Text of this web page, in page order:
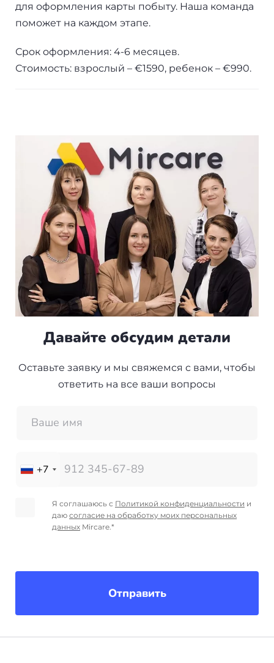
для оформления карты побыту. Наша команда
поможет на каждом этапе.
Срок оформления: 4-6 месяцев.
Стоимость: взрослый – €1590, ребенок – €990.
Давайте обсудим детали
Оставьте заявку и мы свяжемся с вами, чтобы
ответить на все ваши вопросы
+7
Я соглашаюсь с Политикой конфиденциальности и
даю согласие на обработку моих персональных
данных Mircare.*
Отправить